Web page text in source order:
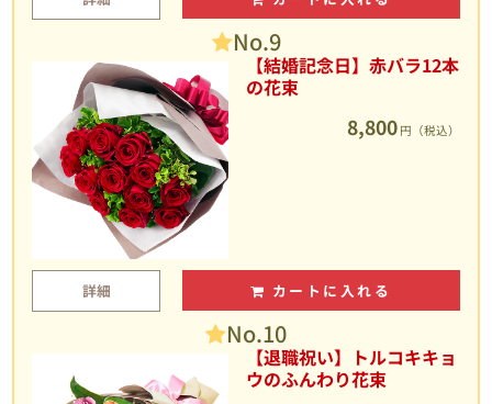
No.9
【結婚記念日】赤バラ12本
の花束
8,800 円（税込）
詳細 カートに入れる
No.10
【退職祝い】トルコキキョ
ウのふんわり花束